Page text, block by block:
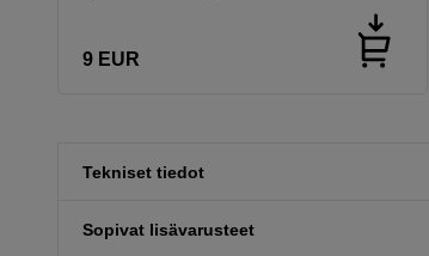
9 EUR
Tekniset tiedot
Sopivat lisävarusteet